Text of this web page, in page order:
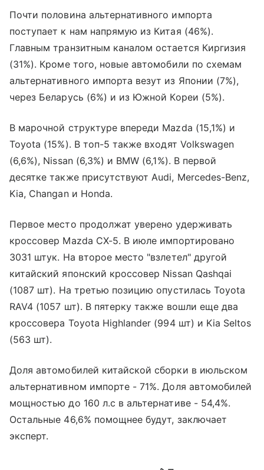
Почти половина альтернативного импорта
поступает к нам напрямую из Китая (46%).
Главным транзитным каналом остается Киргизия
(31%). Кроме того, новые автомобили по схемам
альтернативного импорта везут из Японии (7%),
через Беларусь (6%) и из Южной Кореи (5%).
В марочной структуре впереди Mazda (15,1%) и
Toyota (15%). В топ-5 также входят Volkswagen
(6,6%), Nissan (6,3%) и BMW (6,1%). В первой
десятке также присутствуют Audi, Mercedes-Benz,
Kia, Changan и Honda.
Первое место продолжат уверено удерживать
кроссовер Mazda CX-5. В июле импортировано
3031 штук. На второе место "взлетел" другой
китайский японский кроссовер Nissan Qashqai
(1087 шт). На третью позицию опустилась Toyota
RAV4 (1057 шт). В пятерку также вошли еще два
кроссовера Toyota Highlander (994 шт) и Kia Seltos
(563 шт).
Доля автомобилей китайской сборки в июльском
альтернативном импорте - 71%. Доля автомобилей
мощностью до 160 л.с в альтернативе - 54,4%.
Остальные 46,6% помощнее будут, заключает
эксперт.